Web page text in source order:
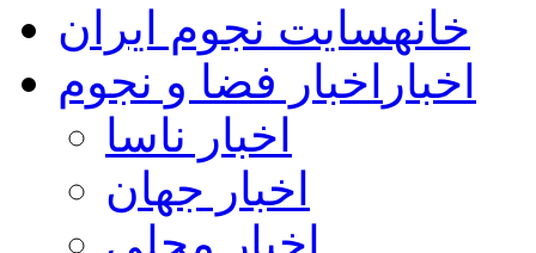
خانهسایت نجوم ایران
اخبار اخبار فضا و نجوم
اخبار ناسا
اخبار جهان
اخبار محلی